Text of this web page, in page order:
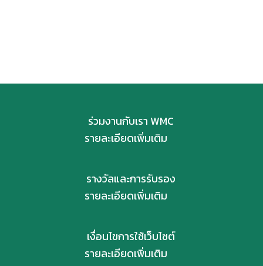
ร่วมงานกับเรา WMC
รายละเอียดเพิ่มเติม
รางวัลและการรับรอง
รายละเอียดเพิ่มเติม
เงื่อนไขการใช้เว็บไซต์
รายละเอียดเพิ่มเติม